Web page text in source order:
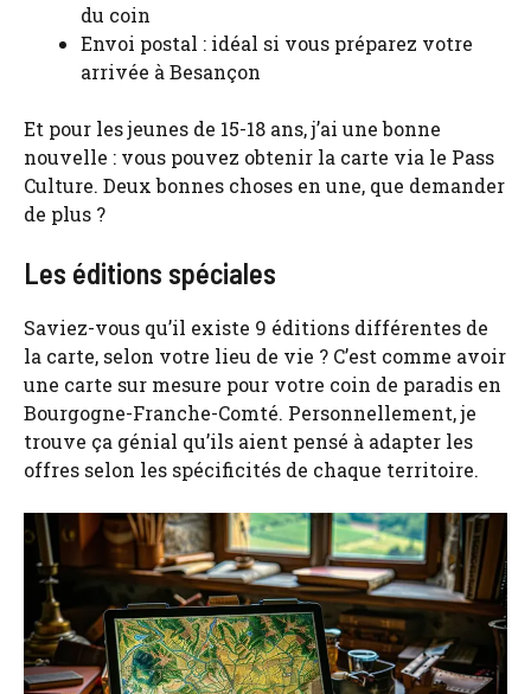
du coin
Envoi postal : idéal si vous préparez votre
arrivée à Besançon
Et pour les jeunes de 15-18 ans, j’ai une bonne
nouvelle : vous pouvez obtenir la carte via le Pass
Culture. Deux bonnes choses en une, que demander
de plus ?
Les éditions spéciales
Saviez-vous qu’il existe 9 éditions différentes de
la carte, selon votre lieu de vie ? C’est comme avoir
une carte sur mesure pour votre coin de paradis en
Bourgogne-Franche-Comté. Personnellement, je
trouve ça génial qu’ils aient pensé à adapter les
offres selon les spécificités de chaque territoire.